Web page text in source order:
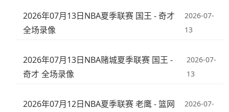
2026年07月13日NBA夏季联赛 国王 - 奇才
全场录像
2026-07-
13
2026年07月13日NBA赌城夏季联赛 国王 -
奇才 全场录像
2026-07-
13
2026年07月12日NBA夏季联赛 老鹰 - 篮网
2026-07-